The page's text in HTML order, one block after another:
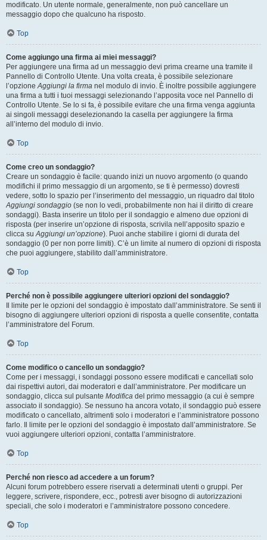
modificato. Un utente normale, generalmente, non può cancellare un
messaggio dopo che qualcuno ha risposto.
Top
Come aggiungo una firma ai miei messaggi?
Per aggiungere una firma ad un messaggio devi prima crearne una tramite il
Pannello di Controllo Utente. Una volta creata, è possibile selezionare
l’opzioneAggiungi la firma nel modulo di invio. È inoltre possibile aggiungere
una firma a tutti i tuoi messaggi selezionando l’apposita voce nel Pannello di
Controllo Utente. Se lo si fa, è possibile evitare che una firma venga aggiunta
ai singoli messaggi deselezionando la casella per aggiungere la firma
all’interno del modulo di invio.
Top
Come creo un sondaggio?
Creare un sondaggio è facile: quando inizi un nuovo argomento (o quando
modifichi il primo messaggio di un argomento, se ti è permesso) dovresti
vedere, sotto lo spazio per l’inserimento del messaggio, un riquadro dal titolo
Aggiungi sondaggio (se non lo vedi, probabilmente non hai il diritto di creare
sondaggi). Basta inserire un titolo per il sondaggio e almeno due opzioni di
risposta (per inserire un’opzione di risposta, scrivila nell’apposito spazio e
clicca suAggiungi un’opzione). Puoi anche stabilire i giorni di durata del
sondaggio (0 per non porre limiti). C’è un limite al numero di opzioni di risposta
che puoi aggiungere, stabilito dall’amministratore.
Top
Perché non è possibile aggiungere ulteriori opzioni del sondaggio?
Il limite per le opzioni del sondaggio è impostato dall’amministratore. Se senti il
bisogno di aggiungere ulteriori opzioni di risposta a quelle consentite, contatta
l’amministratore del Forum.
Top
Come modifico o cancello un sondaggio?
Come per i messaggi, i sondaggi possono essere modificati e cancellati solo
dai rispettivi autori, dai moderatori e dall’amministratore. Per modificare un
sondaggio, clicca sul pulsante Modifica del primo messaggio (a cui è sempre
associato il sondaggio). Se nessuno ha ancora votato, il sondaggio può essere
modificato o cancellato, altrimenti solo i moderatori e l’amministratore possono
farlo. Il limite per le opzioni del sondaggio è impostato dall’amministratore. Se
vuoi aggiungere ulteriori opzioni, contatta l’amministratore.
Top
Perché non riesco ad accedere a un forum?
Alcuni forum potrebbero essere riservati a determinati utenti o gruppi. Per
leggere, scrivere, rispondere, ecc., potresti aver bisogno di autorizzazioni
speciali, che solo i moderatori e l’amministratore possono concedere.
Top